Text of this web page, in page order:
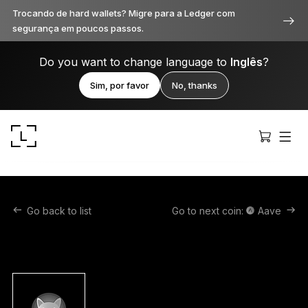
Trocando de hard wallets? Migre para a Ledger com
segurança em poucos passos.
Do you want to change language to Inglês?
Sim, por favor No, thanks
Go back to list Go to next coin: Aave